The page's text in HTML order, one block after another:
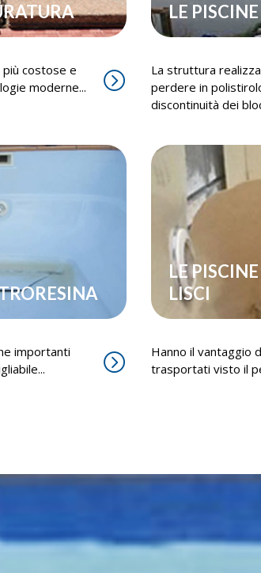
più costose e
moderne...
LE
La struttura
perdere in
discontinuità dei
importanti
LE
LISCI
Hanno il vantaggio
trasportati visto il